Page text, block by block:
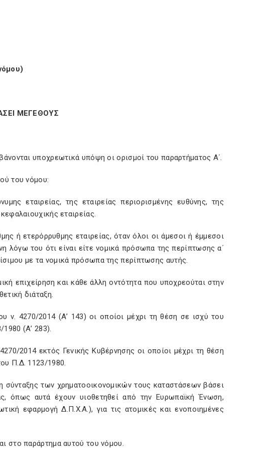
ΜΕΓΕΘΟΥΣ
υποχρεωτικά υπόψη οι ορισμοί του παραρτήματος Α΄.
του νόμου:
εταιρείας, της εταιρείας περιορισμένης ευθύνης, της
εταιρείας.
ή ετερόρρυθμης εταιρείας, όταν όλοι οι άμεσοι ή έμμεσοι
λόγω του ότι είναι είτε νομικά πρόσωπα της περίπτωσης α΄
με τα νομικά πρόσωπα της περίπτωσης αυτής.
επιχείρηση και κάθε άλλη οντότητα που υποχρεούται στην
διάταξη.
ν. 4270/2014 (Α’ 143) οι οποίοι μέχρι τη θέση σε ισχύ του
(Α’ 283).
2014 εκτός Γενικής Κυβέρνησης οι οποίοι μέχρι τη θέση
Π.Δ. 1123/1980.
των χρηματοοικονομικών τους καταστάσεων βάσει
όπως αυτά έχουν υιοθετηθεί από την Ευρωπαϊκή Ένωση,
εφαρμογή Δ.Π.Χ.Α.), για τις ατομικές και ενοποιημένες
στο παράρτημα αυτού του νόμου.